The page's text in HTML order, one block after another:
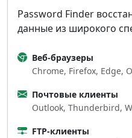
Password Finder
данные из широкого
Веб‑браузеры
Chrome, Firefox, Edge,
Почтовые клиенты
Outlook, Thunderbird,
FTP‑клиенты